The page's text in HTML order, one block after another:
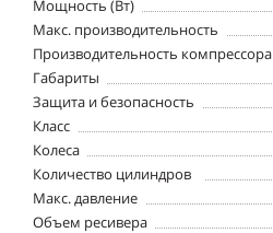
Мощность (Вт)
Макс. производительность
Производительность компрессора
Габариты
Защита и безопасность
Класс
Колеса
Количество цилиндров
Макс. давление
Объем ресивера